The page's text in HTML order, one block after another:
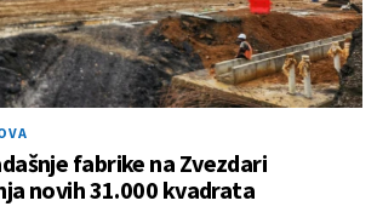
fabrike na Zvezdari
novih 31.000 kvadrata